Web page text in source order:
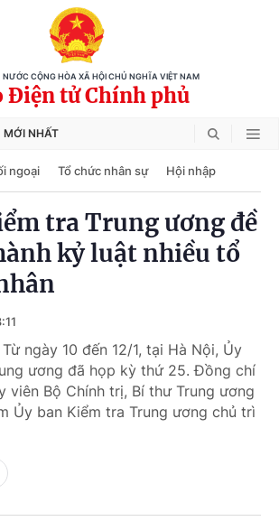
NƯỚC CỘNG HÒA XÃ HỘI CHỦ NGHĨA VIỆT NAM
Điện tử Chính phủ
MỚI NHẤT
ngoại Tổ chức nhân sự Hội nhập
tra Trung ương đề
kỷ luật nhiều tổ
ngày 10 đến 12/1, tại Hà Nội, Ủy
ương đã họp kỳ thứ 25. Đồng chí
viên Bộ Chính trị, Bí thư Trung ương
Ủy ban Kiểm tra Trung ương chủ trì